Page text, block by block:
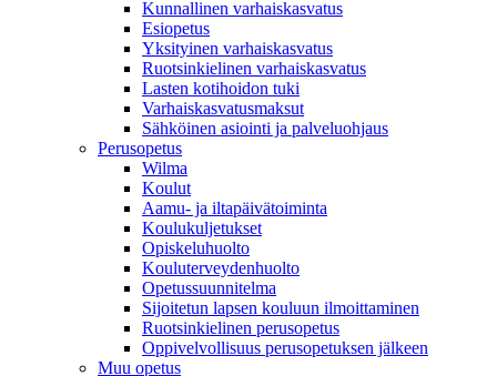
Kunnallinen varhaiskasvatus
Esiopetus
Yksityinen varhaiskasvatus
Ruotsinkielinen varhaiskasvatus
Lasten kotihoidon tuki
Varhaiskasvatusmaksut
Sähköinen asiointi ja palveluohjaus
Perusopetus
Wilma
Koulut
Aamu- ja iltapäivätoiminta
Koulukuljetukset
Opiskeluhuolto
Kouluterveydenhuolto
Opetussuunnitelma
Sijoitetun lapsen kouluun ilmoittaminen
Ruotsinkielinen perusopetus
Oppivelvollisuus perusopetuksen jälkeen
Muu opetus